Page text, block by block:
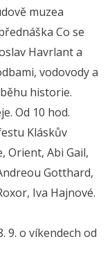
muzea
Co se
Havrlant a
vodovody a
historie.
Od 10 hod.
Kláskův
Orient, Abi Gail,
Gotthard,
Iva Hajnové.
9. o víkendech od